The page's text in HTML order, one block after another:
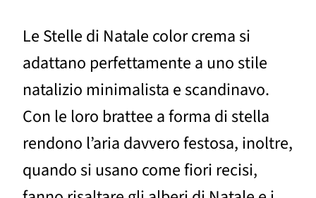
Le Stelle di Natale color crema si
adattano perfettamente a uno stile
natalizio minimalista e scandinavo.
Con le loro brattee a forma di stella
rendono l’aria davvero festosa, inoltre,
quando si usano come fiori recisi,